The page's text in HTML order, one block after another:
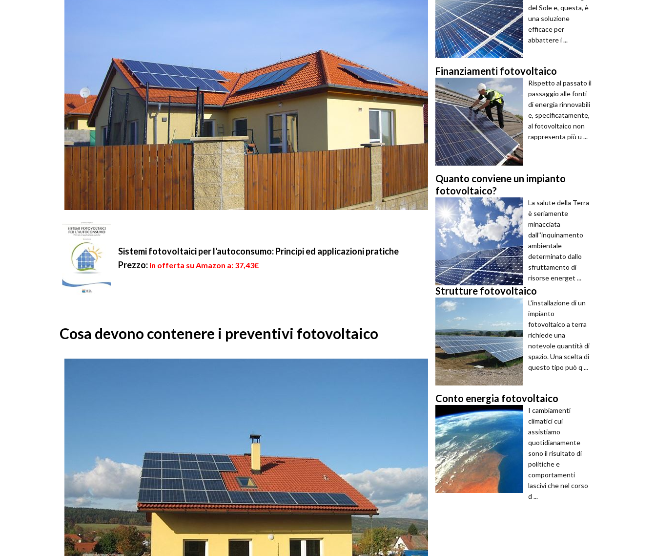
Sistemi fotovoltaici per l'autoconsumo: Principi ed applicazioni pratiche
Prezzo: in offerta su Amazon a: 37,43€
Cosa devono contenere i preventivi fotovoltaico
del Sole e, questa, è
una soluzione
efficace per
abbattere i ...
Finanziamenti fotovoltaico
Rispetto al passato il
passaggio alle fonti
di energia rinnovabili
e, specificatamente,
al fotovoltaico non
rappresenta più u ...
Quanto conviene un impianto
fotovoltaico?
La salute della Terra
è seriamente
minacciata
dall’’inquinamento
ambientale
determinato dallo
sfruttamento di
risorse energet ...
Strutture fotovoltaico
L'installazione di un
impianto
fotovoltaico a terra
richiede una
notevole quantità di
spazio. Una scelta di
questo tipo può q ...
Conto energia fotovoltaico
I cambiamenti
climatici cui
assistiamo
quotidianamente
sono il risultato di
politiche e
comportamenti
lascivi che nel corso
d ...